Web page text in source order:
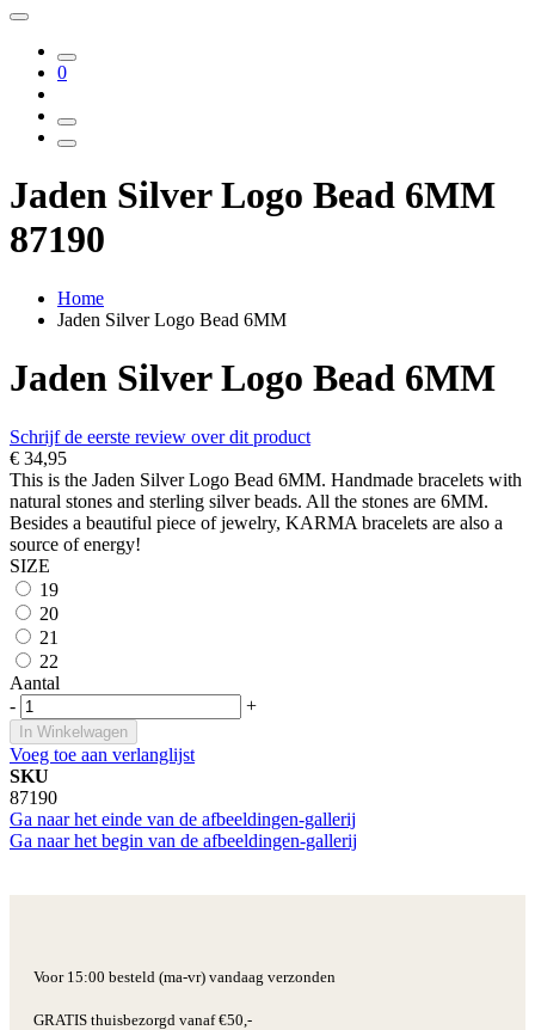
0
Jaden Silver Logo Bead 6MM
87190
Home
Jaden Silver Logo Bead 6MM
Jaden Silver Logo Bead 6MM
Schrijf de eerste review over dit product
€ 34,95
This is the Jaden Silver Logo Bead 6MM. Handmade bracelets with
natural stones and sterling silver beads. All the stones are 6MM.
Besides a beautiful piece of jewelry, KARMA bracelets are also a
source of energy!
SIZE
19
20
21
22
Aantal
-
+
In Winkelwagen
Voeg toe aan verlanglijst
SKU
87190
Ga naar het einde van de afbeeldingen-gallerij
Ga naar het begin van de afbeeldingen-gallerij
Voor 15:00 besteld (ma-vr) vandaag verzonden
GRATIS thuisbezorgd vanaf €50,-